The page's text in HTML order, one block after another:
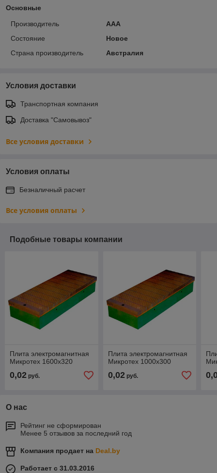
Основные
Производитель
ААА
Состояние
Новое
Страна производитель
Австралия
Условия доставки
Транспортная компания
Доставка "Самовывоз"
Все условия доставки
Условия оплаты
Безналичный расчет
Все условия оплаты
Подобные товары компании
Плита электромагнитная
Микротех 1600х320
0,02 руб.
Плита электромагнитная
Микротех 1000х300
0,02руб.
О нас
Рейтинг не сформирован
Менее 5 отзывов за последний год
Компания продает на Deal.by
Работает с 31.03.2016